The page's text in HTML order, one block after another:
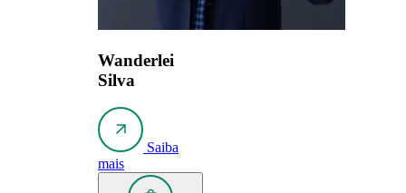
Wanderlei
Silva
Saiba
mais